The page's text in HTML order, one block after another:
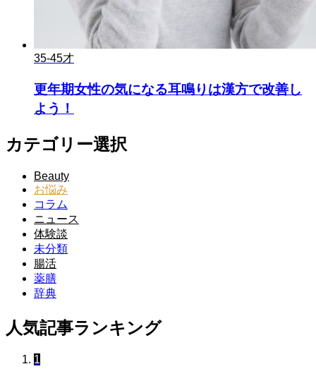
35-45才
更年期女性の気になる耳鳴りは漢方で改善し
よう！
カテゴリー選択
Beauty
お悩み
コラム
ニュース
体験談
未分類
腸活
薬膳
辞典
人気記事ランキング
1